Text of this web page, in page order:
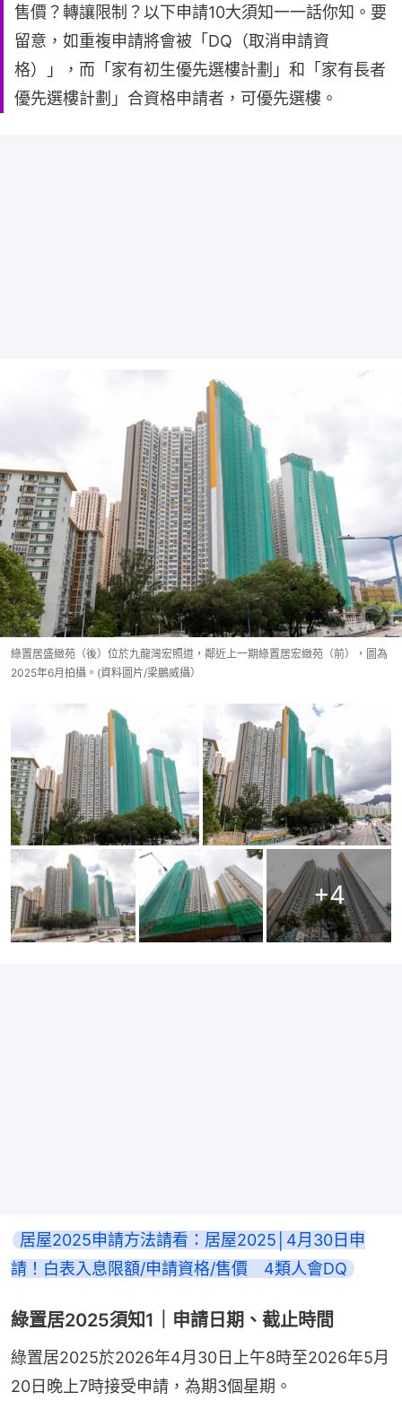
售價？轉讓限制？以下申請10大須知一一話你知。要
留意，如重複申請將會被「DQ（取消申請資
格）」，而「家有初生優先選樓計劃」和「家有長者
優先選樓計劃」合資格申請者，可優先選樓。
綠置居盛緻苑（後）位於九龍灣宏照道，鄰近上一期綠置居宏緻苑（前），圖為
2025年6月拍攝。(資料圖片/梁鵬威攝）
+4
居屋2025申請方法請看：居屋2025│4月30日申
請！白表入息限額/申請資格/售價　4類人會DQ
綠置居2025須知1｜申請日期、截止時間
綠置居2025於2026年4月30日上午8時至2026年5月
20日晚上7時接受申請，為期3個星期。